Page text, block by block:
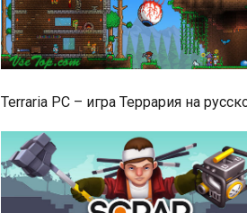
Terraria PC – игра Террария на